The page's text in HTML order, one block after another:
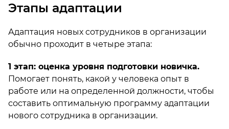
Этапы адаптации
Адаптация новых сотрудников в организации
обычно проходит в четыре этапа:
1 этап: оценка уровня подготовки новичка.
Помогает понять, какой у человека опыт в
работе или на определенной должности, чтобы
составить оптимальную программу адаптации
нового сотрудника в организации.